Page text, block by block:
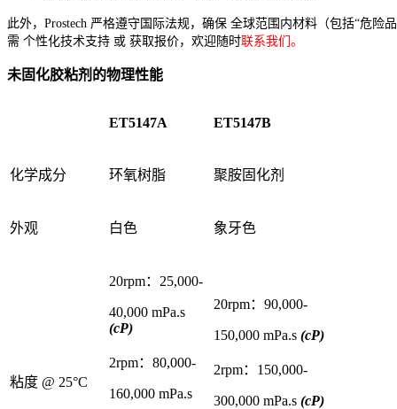
此外，Prostech 严格遵守国际法规，确保 全球范围内材料（包括“危险
需 个性化技术支持 或 获取报价，欢迎随时联系我们。
未固化胶粘剂的物理性能
ET5147A ET5147B
化学成分 环氧树脂 聚胺固化剂
外观 白色 象牙色
粘度 @ 25°C
20rpm：25,000-
40,000 mPa.s
(cP)
2rpm：80,000-
160,000 mPa.s
20rpm：90,000-
150,000 mPa.s (cP)
2rpm：150,000-
300,000 mPa.s (cP)